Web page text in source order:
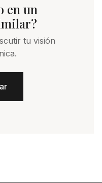
en un
tu visión